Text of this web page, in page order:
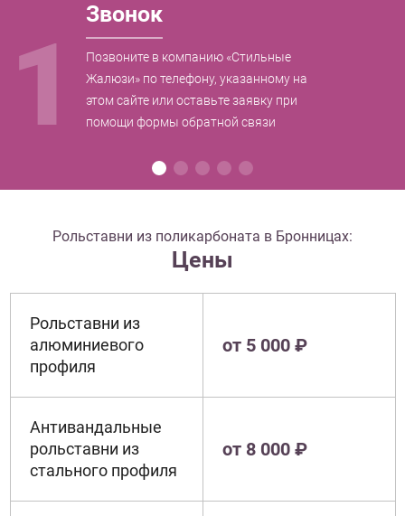
1
Звонок
Позвоните в компанию «Стильные
Жалюзи» по телефону, указанному на
этом сайте или оставьте заявку при
помощи формы обратной связи
Рольставни из поликарбоната в Бронницах:
Цены
Рольставни из
алюминиевого
профиля
от 5 000 ₽
Антивандальные
рольставни из
стального профиля
от 8 000 ₽